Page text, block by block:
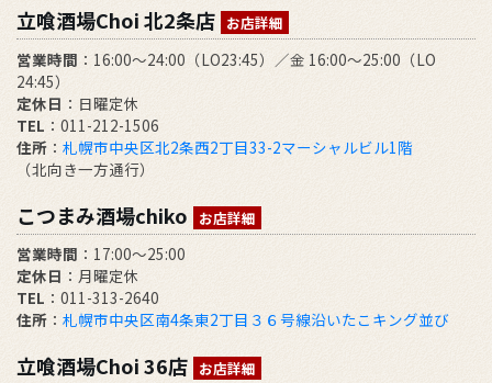
立喰酒場Choi 北2条店 お店詳細
営業時間 ：16:00～24:00（LO23:45）／金 16:00～25:00（LO
24:45）
定休日 ：日曜定休
TEL ：011-212-1506
住所 ： 札幌市中央区北2条西2丁目33-2マーシャルビル1階
（北向き一方通行）
こつまみ酒場chiko お店詳細
営業時間 ：17:00～25:00
定休日 ：月曜定休
TEL ：011-313-2640
住所 ： 札幌市中央区南4条東2丁目３６号線沿いたこキング並び
立喰酒場Choi 36店 お店詳細